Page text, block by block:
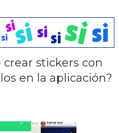
crear stickers con
en la aplicación?